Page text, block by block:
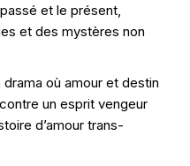
et le présent,
et des mystères non
drama où amour et destin
un esprit vengeur
d’amour trans-